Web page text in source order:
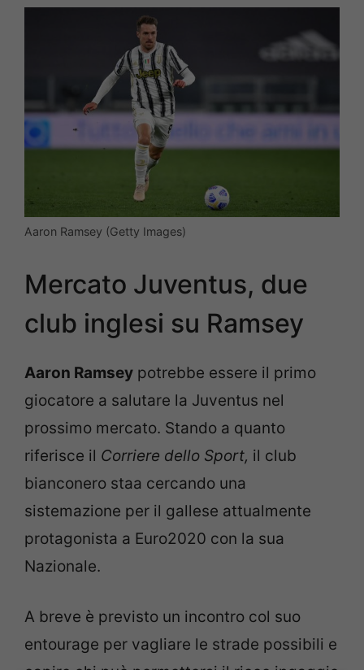
Aaron Ramsey (Getty Images)
Mercato Juventus, due
club inglesi su Ramsey
Aaron Ramsey potrebbe essere il primo
giocatore a salutare la Juventus nel
prossimo mercato. Stando a quanto
riferisce il Corriere dello Sport, il club
bianconero staa cercando una
sistemazione per il gallese attualmente
protagonista a Euro2020 con la sua
Nazionale.
A breve è previsto un incontro col suo
entourage per vagliare le strade possibili e